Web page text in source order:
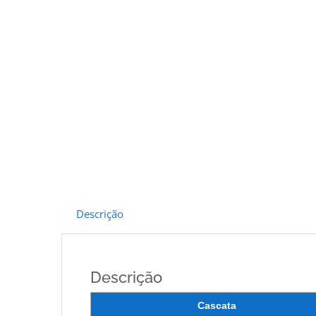
Descrição
Descrição
Cascata